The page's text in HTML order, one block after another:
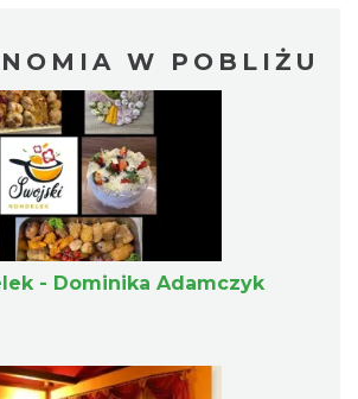
W POBLIŻU
- Dominika Adamczyk